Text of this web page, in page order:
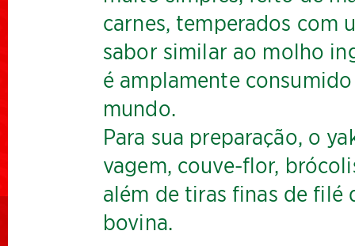
carnes, temperados com
sabor similar ao molho
é amplamente
mundo.
Para sua preparação, o
vagem, couve-flor,
além de tiras finas de filé
bovina.